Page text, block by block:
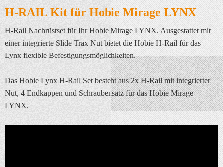
H-RAIL Kit für Hobie Mirage LYNX
H-Rail Nachrüstset für Ihr Hobie Mirage LYNX. Ausgestattet mit
einer integrierte Slide Trax Nut bietet die Hobie H-Rail für das
Lynx flexible Befestigungsmöglichkeiten.
Das Hobie Lynx H-Rail Set besteht aus 2x H-Rail mit integrierter
Nut, 4 Endkappen und Schraubensatz für das Hobie Mirage
LYNX.